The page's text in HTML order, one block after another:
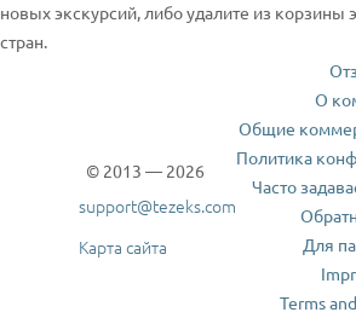
новых экскурсий, либо удалите из корзины
стран.
© 2013 — 2026
support@tezeks.com
Карта сайта
О
Общие
Политика
Часто
Для
Terms